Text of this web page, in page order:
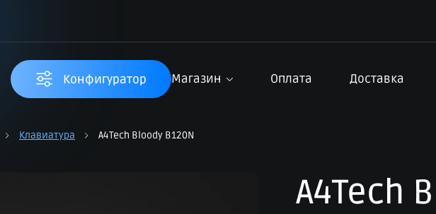
Конфигуратор Магазин Оплата Доставка
Клавиатура A4Tech Bloody B120N
A4Tech